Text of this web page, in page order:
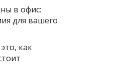
в офис:
для вашего
как